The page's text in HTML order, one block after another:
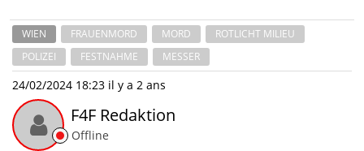
WIEN FRAUENMORD MORD
ROTLICHT MILIEU
POLIZEI
FESTNAHME MESSER
Offline
F4F Redaktion
24/02/2024 18:23 il y a 2 ans